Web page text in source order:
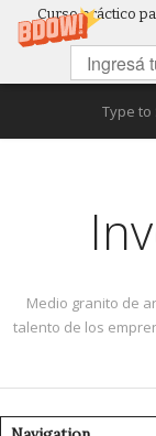
Curso práctico
Medio granito de
talento de los